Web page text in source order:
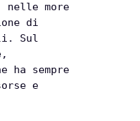
more
di
Sul
ha sempre
e